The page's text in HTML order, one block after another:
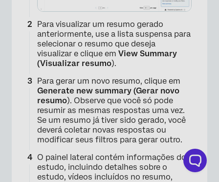
Para visualizar um resumo gerado
anteriormente, use a lista suspensa para
selecionar o resumo que deseja
visualizar e clique em View Summary
(Visualizar resumo).
Para gerar um novo resumo, clique em
Generate new summary (Gerar novo
resumo). Observe que você só pode
resumir as mesmas respostas uma vez.
Se um resumo já tiver sido gerado, você
deverá coletar novas respostas ou
modificar seus filtros para gerar outro.
O painel lateral contém informações do
estudo, incluindo detalhes sobre o
estudo, vídeos incluídos no resumo,